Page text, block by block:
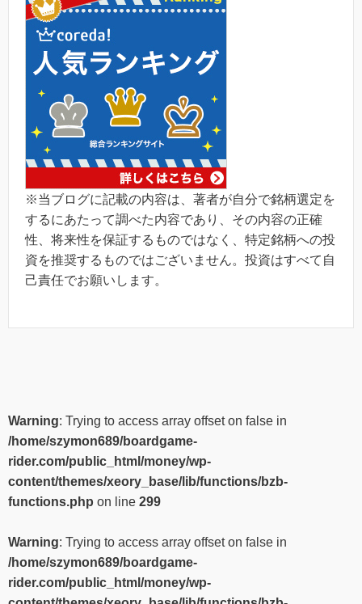
※当ブログに記載の内容は、著者が自分で銘柄選定を
するにあたって調べた内容であり、その内容の正確
性、将来性を保証するものではなく、特定銘柄への投
資を推奨するものではございません。投資はすべて自
己責任でお願いします。
Warning: Trying to access array offset on false in
/home/szymon689/boardgame-
rider.com/public_html/money/wp-
content/themes/xeory_base/lib/functions/bzb-
functions.php on line 299
Warning: Trying to access array offset on false in
/home/szymon689/boardgame-
rider.com/public_html/money/wp-